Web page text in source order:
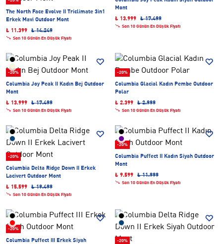
The North Face Evolve II Triclimate 3in1
Erkek Mavi Outdoor Mont
₺ 11.399
₺ 14.249
Son 10 Günün En Düşük Fiyatı
Mont
₺ 13.999
₺ 17.499
Son 10 Günün En Düşük Fiyatı
-20%
Columbia Joy Peak II Kadın Bej Outdoor
Mont
₺ 13.999
₺ 17.499
Son 10 Günün En Düşük Fiyatı
-20%
Columbia Glacial Kadın Pembe Outdoor
Polar
₺ 2.399
₺ 2.999
Son 10 Günün En Düşük Fiyatı
-20%
Columbia Delta Ridge Down II Erkek
Lacivert Outdoor Mont
₺ 15.599
₺ 19.499
Son 10 Günün En Düşük Fiyatı
-20%
Columbia Puffect II Kadın Siyah Outdoor
Mont
₺ 9.599
₺ 11.999
Son 10 Günün En Düşük Fiyatı
-20%
Columbia Puffect III Erkek Siyah
-20%